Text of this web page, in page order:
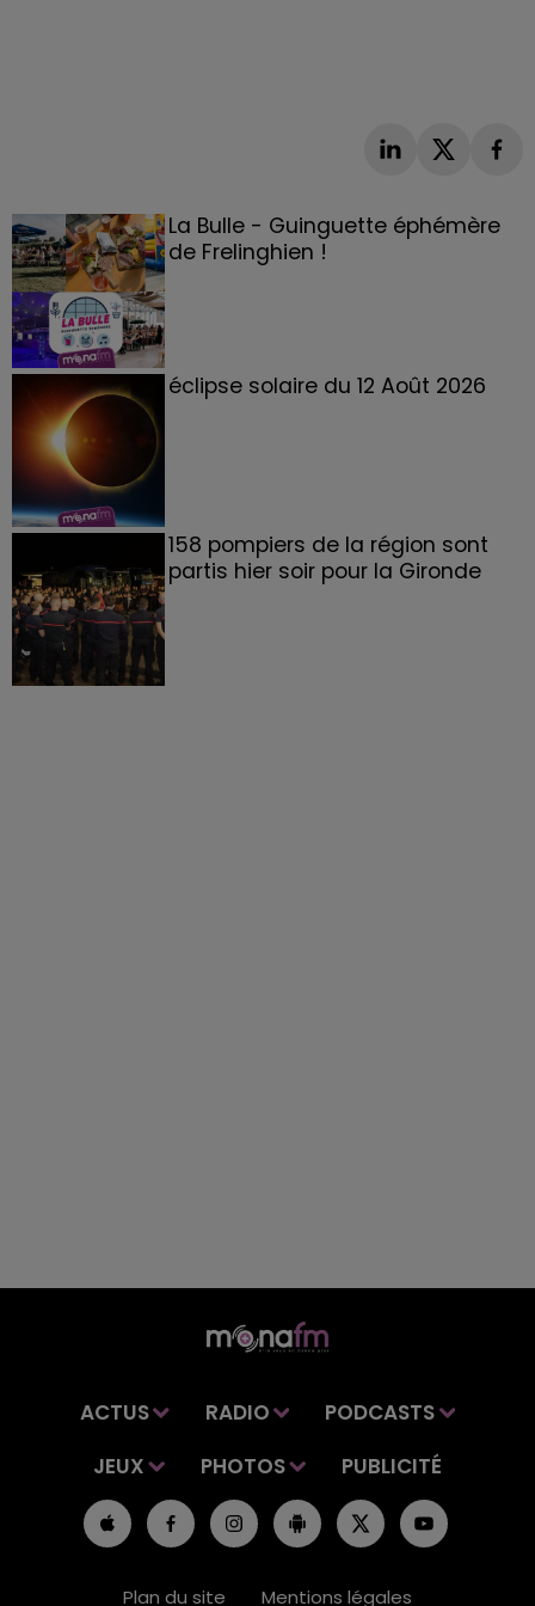
La Bulle - Guinguette éphémère
de Frelinghien !
éclipse solaire du 12 Août 2026
158 pompiers de la région sont
partis hier soir pour la Gironde
ACTUS RADIO
PODCASTS
JEUX
PHOTOS PUBLICITÉ
Plan du site Mentions légales